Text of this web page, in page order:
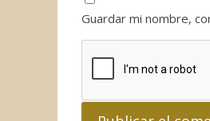
Guardar mi nombre,